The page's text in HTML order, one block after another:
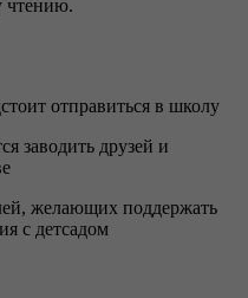
чтению.
отправиться в школу
заводить друзей и
желающих поддержать
с детсадом